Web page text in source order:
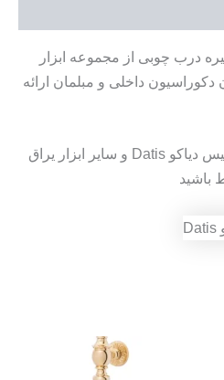
درب چوبی از مجموعه ابزار
دکوراسیون داخلی و مبلمان ارائه
جهت خرید دستگیره رزت داتیس دیاکو Datis و سایر ابزار یراق
باشید